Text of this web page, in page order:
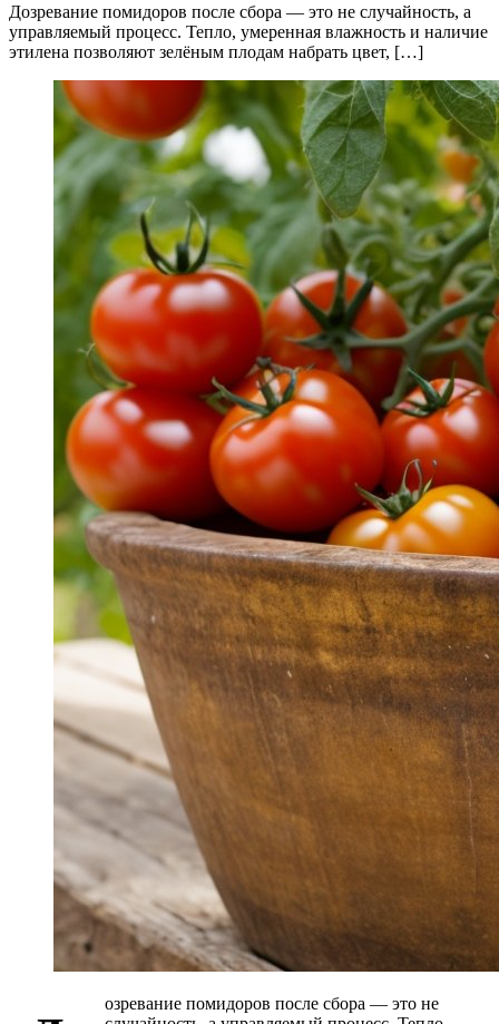
Дозревание помидоров после сбора — это не случайность, а
управляемый процесс. Тепло, умеренная влажность и наличие
этилена позволяют зелёным плодам набрать цвет, […]
озревание помидоров после сбора — это не